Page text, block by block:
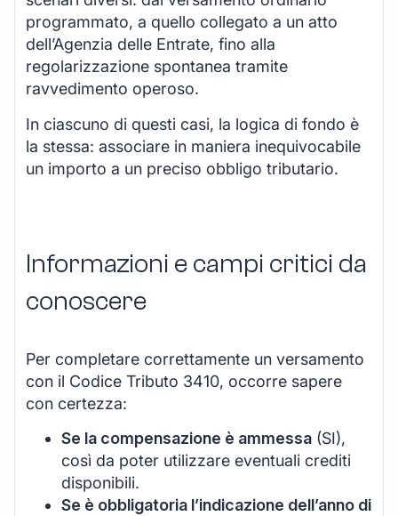
programmato, a quello collegato a un atto
dell’Agenzia delle Entrate, fino alla
regolarizzazione spontanea tramite
ravvedimento operoso.
In ciascuno di questi casi, la logica di fondo è
la stessa: associare in maniera inequivocabile
un importo a un preciso obbligo tributario.
Informazioni e campi critici da
conoscere
Per completare correttamente un versamento
con il Codice Tributo 3410, occorre sapere
con certezza:
Se la compensazione è ammessa (SI),
così da poter utilizzare eventuali crediti
disponibili.
Se è obbligatoria l’indicazione dell’anno di